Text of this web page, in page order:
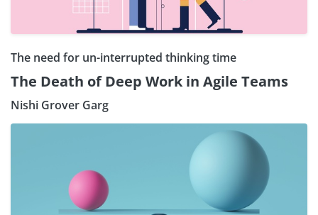
The need for un-interrupted thinking time
The Death of Deep Work in Agile Teams
Nishi Grover Garg